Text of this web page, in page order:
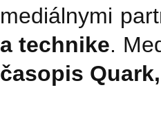
mediálnymi
a technike.
časopis